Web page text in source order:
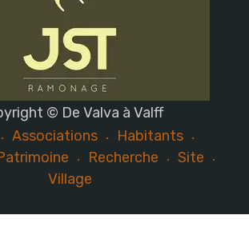
© De Valva à Valff
Associations
Habitants
Recherche
Site
Village